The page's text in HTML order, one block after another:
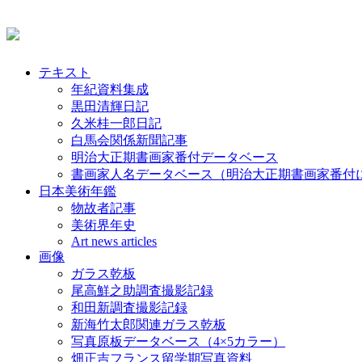
テキスト
年紀資料集成
黒田清輝日記
久米桂一郎日記
白馬会関係新聞記事
明治大正期書画家番付データベース
書画家人名データベース（明治大正期書画家番付
日本美術年鑑
物故者記事
美術界年史
Art news articles
画像
ガラス乾板
尾高鮮之助調査撮影記録
和田新調査撮影記録
新海竹太郎関連ガラス乾板
写真原板データベース（4×5カラー）
畑正吉フランス留学期写真資料